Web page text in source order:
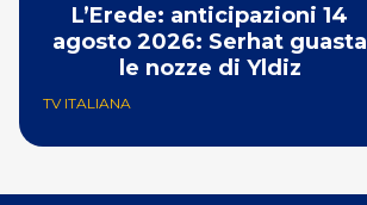
L’Erede: anticipazioni 14
agosto 2026: Serhat guasta
le nozze di Yldiz
TV ITALIANA